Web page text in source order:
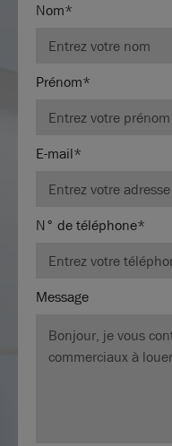
Nom*
Prénom*
E-mail*
N° de téléphone*
Message